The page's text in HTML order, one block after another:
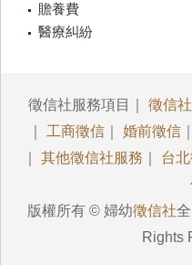
贍養費
醫療糾紛
徵信社服務項目｜ 徵信社
工商徵信 婚前徵信
其他徵信社服務 台
版權所有 © 婦幼徵信社
Rights